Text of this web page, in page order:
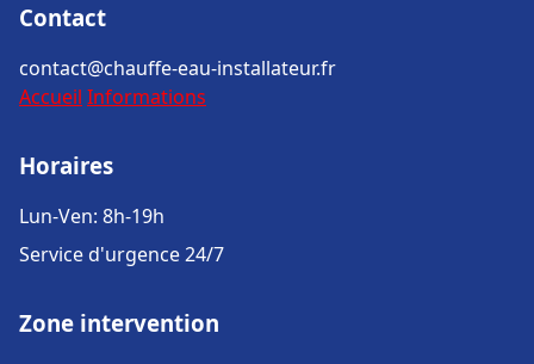
Contact
contact@chauffe-eau-installateur.fr
Accueil Informations
Horaires
Lun-Ven: 8h-19h
Service d'urgence 24/7
Zone intervention